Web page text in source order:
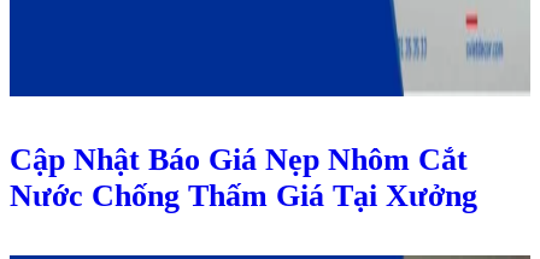
Cập Nhật Báo Giá Nẹp Nhôm Cắt
Nước Chống Thấm Giá Tại Xưởng